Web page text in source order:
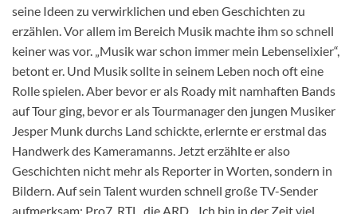
seine Ideen zu verwirklichen und eben Geschichten zu
erzählen. Vor allem im Bereich Musik machte ihm so schnell
keiner was vor. „Musik war schon immer mein Lebenselixier“,
betont er. Und Musik sollte in seinem Leben noch oft eine
Rolle spielen. Aber bevor er als Roady mit namhaften Bands
auf Tour ging, bevor er als Tourmanager den jungen Musiker
Jesper Munk durchs Land schickte, erlernte er erstmal das
Handwerk des Kameramanns. Jetzt erzählte er also
Geschichten nicht mehr als Reporter in Worten, sondern in
Bildern. Auf sein Talent wurden schnell große TV-Sender
aufmerksam: Pro7, RTL, die ARD. „Ich bin in der Zeit viel